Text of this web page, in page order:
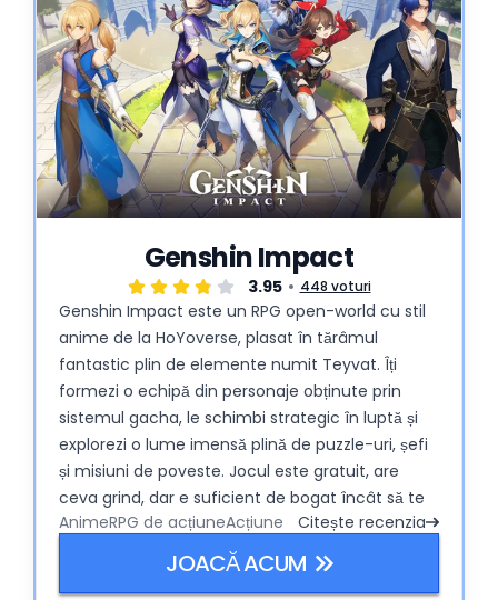
Genshin Impact
3.95 448 voturi
Genshin Impact este un RPG open-world cu stil
anime de la HoYoverse, plasat în tărâmul
fantastic plin de elemente numit Teyvat. Îți
formezi o echipă din personaje obținute prin
sistemul gacha, le schimbi strategic în luptă și
explorezi o lume imensă plină de puzzle-uri, șefi
și misiuni de poveste. Jocul este gratuit, are
ceva grind, dar e suficient de bogat încât să te
țină prins în aventură ore întregi.
AnimeRPG de acțiuneAcțiune Citește recenzia
JOACĂ ACUM